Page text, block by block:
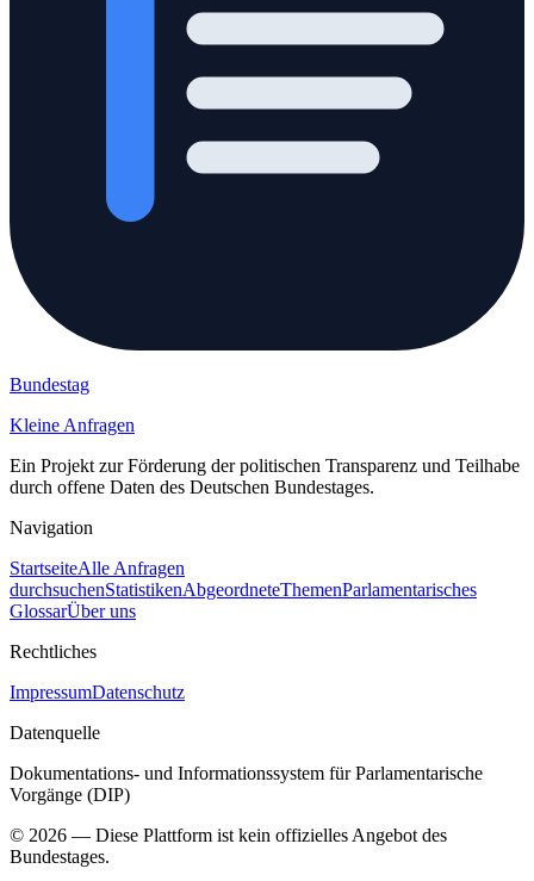
Bundestag
Kleine Anfragen
Ein Projekt zur Förderung der politischen Transparenz und Teilhabe
durch offene Daten des Deutschen Bundestages.
Navigation
StartseiteAlle Anfragen
durchsuchenStatistikenAbgeordneteThemenParlamentarisches
GlossarÜber uns
Rechtliches
ImpressumDatenschutz
Datenquelle
Dokumentations- und Informationssystem für Parlamentarische
Vorgänge (DIP)
© 2026 — Diese Plattform ist kein offizielles Angebot des
Bundestages.